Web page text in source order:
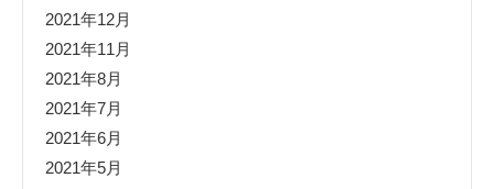
2021年12月
2021年11月
2021年8月
2021年7月
2021年6月
2021年5月